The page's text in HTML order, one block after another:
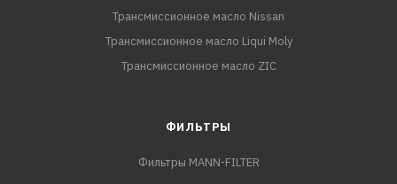
Трансмиссионное масло Nissan
Трансмиссионное масло Liqui Moly
Трансмиссионное масло ZIC
ФИЛЬТРЫ
Фильтры MANN-FILTER